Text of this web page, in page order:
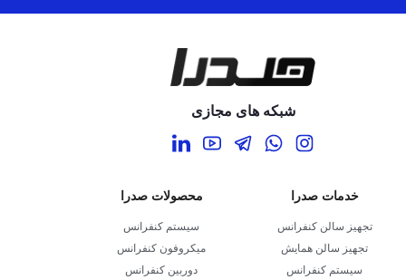
شبکه های مجازی
خدمات صدرا
تجهیز سالن کنفرانس
تجهیز سالن همایش
سیستم کنفرانس
محصولات صدرا
سیستم کنفرانس
میکروفون کنفرانس
دوربین کنفرانس